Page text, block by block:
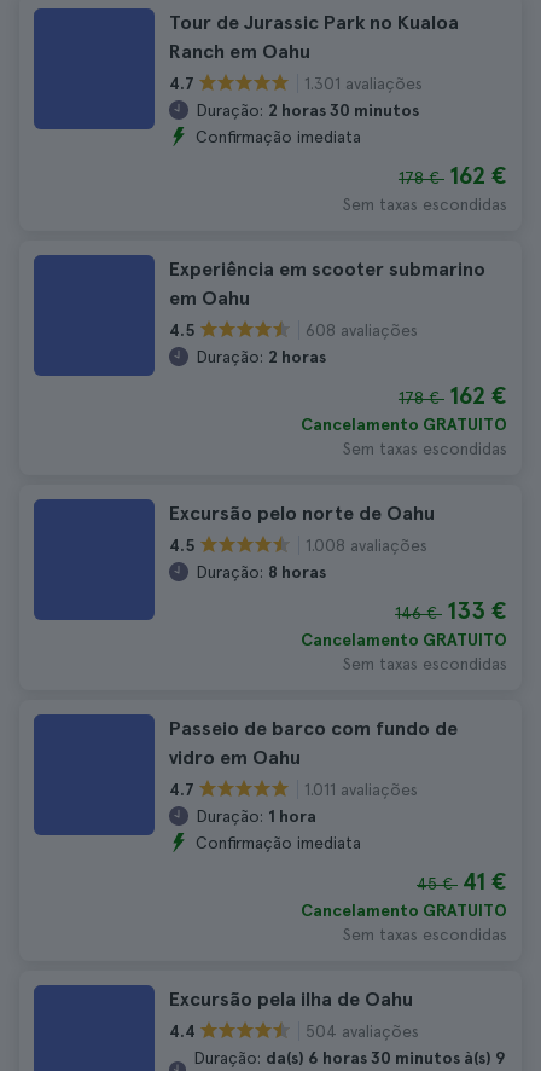
Tour de Jurassic Park no Kualoa
Ranch em Oahu
4.7
1.301 avaliações
Duração: 2 horas 30 minutos
Confirmação imediata
178 € 162 €
Sem taxas escondidas
Experiência em scooter submarino
em Oahu
4.5
608 avaliações
Duração: 2 horas
178 € 162 €
Cancelamento GRATUITO
Sem taxas escondidas
Excursão pelo norte de Oahu
4.5
1.008 avaliações
Duração: 8 horas
146 € 133 €
Cancelamento GRATUITO
Sem taxas escondidas
Passeio de barco com fundo de
vidro em Oahu
4.7
1.011 avaliações
Duração: 1 hora
Confirmação imediata
45 € 41 €
Cancelamento GRATUITO
Sem taxas escondidas
Excursão pela ilha de Oahu
4.4
504 avaliações
Duração: da(s) 6 horas 30 minutos à(s) 9